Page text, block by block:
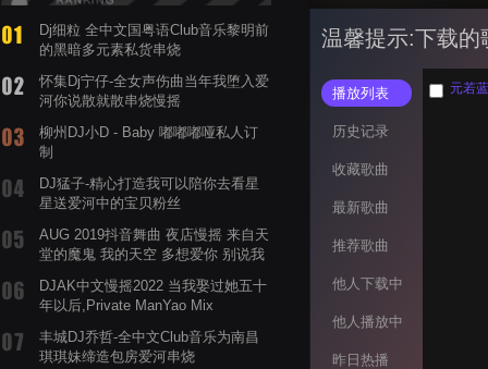
Dj细粒 全中文国粤语Club音乐黎明前
的黑暗多元素私货串烧
怀集Dj宁仔-全女声伤曲当年我堕入爱
河你说散就散串烧慢摇
柳州DJ小D - Baby 嘟嘟嘟哑私人订
制
DJ猛子-精心打造我可以陪你去看星
星送爱河中的宝贝粉丝
AUG 2019抖音舞曲 夜店慢摇 来自天
堂的魔鬼 我的天空 多想爱你 别说我
DJAK中文慢摇2022 当我娶过她五十
年以后,Private ManYao Mix
丰城DJ乔哲-全中文Club音乐为南昌
琪琪妹缔造包房爱河串烧
温馨提示:下载的
播放列表
历史记录
收藏歌曲
最新歌曲
推荐歌曲
他人下载中
他人播放中
昨日热播
元若